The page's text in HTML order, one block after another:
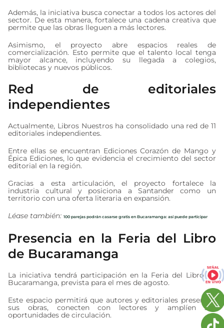
Además, la iniciativa busca conectar a todos los actores del
sector. De esta manera, fortalece una cadena creativa que
permite que las obras lleguen a más lectores.
Asimismo, el proyecto abre espacios reales de
comercialización. Esto permite que el talento local tenga
mayor alcance, incluyendo su llegada a colegios,
bibliotecas y nuevos públicos.
Red de editoriales
independientes
Actualmente, Libros Nuestros ha consolidado una red de 11
editoriales independientes.
Entre ellas se encuentran Ediciones Corazón de Mango y
Épica Ediciones, lo que evidencia el crecimiento del sector
editorial en la región.
Gracias a esta articulación, el proyecto fortalece la
industria cultural y posiciona a Santander como un
territorio con una oferta literaria en expansión.
Léase también:100 parejas podrán casarse gratis en Bucaramanga: así puede participar
Presencia en la Feria del Libro
de Bucaramanga
La iniciativa tendrá participación en la Feria del Libro de
Bucaramanga, prevista para el mes de agosto.
Este espacio permitirá que autores y editoriales presenten
sus obras, conecten con lectores y amplíen sus
oportunidades de circulación.